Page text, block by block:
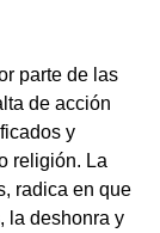
parte de las
de acción
y
religión. La
radica en que
la deshonra y